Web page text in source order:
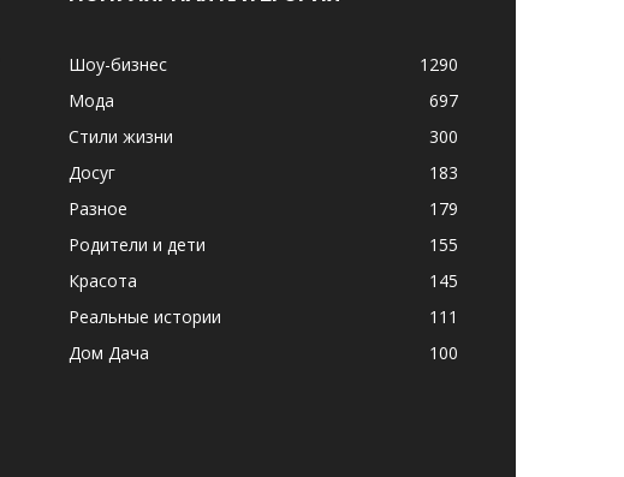
Шоу-бизнес
1290
Мода
697
Стили жизни
300
Досуг
183
Разное
179
Родители и дети
155
Красота
145
Реальные истории
111
Дом Дача
100